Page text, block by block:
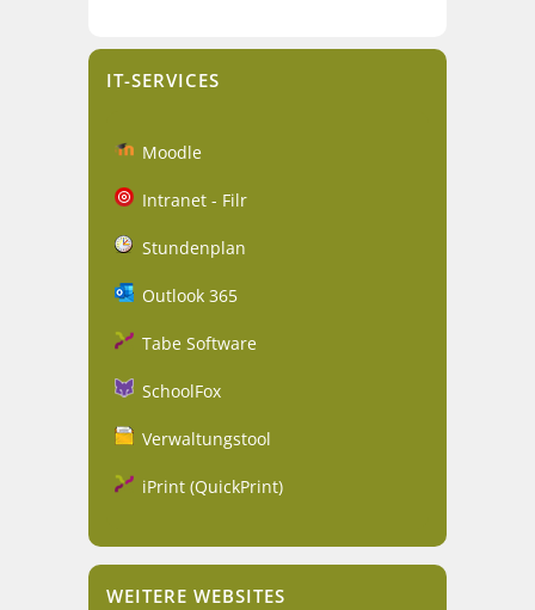
IT-SERVICES
Moodle
Intranet - Filr
Stundenplan
Outlook 365
Tabe Software
SchoolFox
Verwaltungstool
iPrint (QuickPrint)
WEITERE WEBSITES